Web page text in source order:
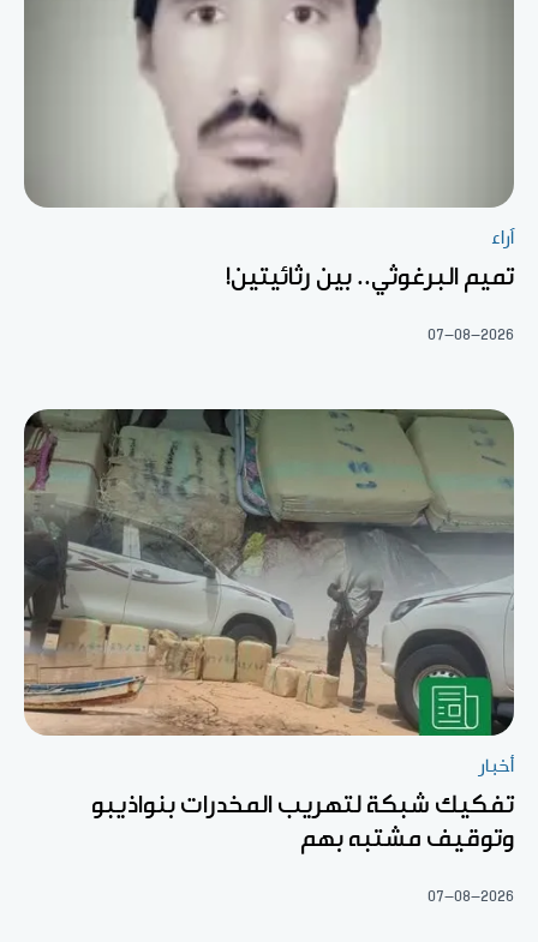
آراء
تميم البرغوثي.. بين رثائيتين!
07-08-2026
أخبار
تفكيك شبكة لتهريب المخدرات بنواذيبو
وتوقيف مشتبه بهم
07-08-2026